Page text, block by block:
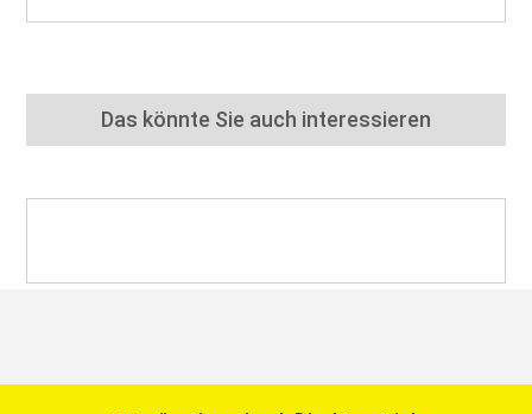
Das könnte Sie auch interessieren